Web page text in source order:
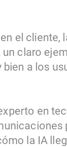
el cliente,
claro
a los
en
la IA